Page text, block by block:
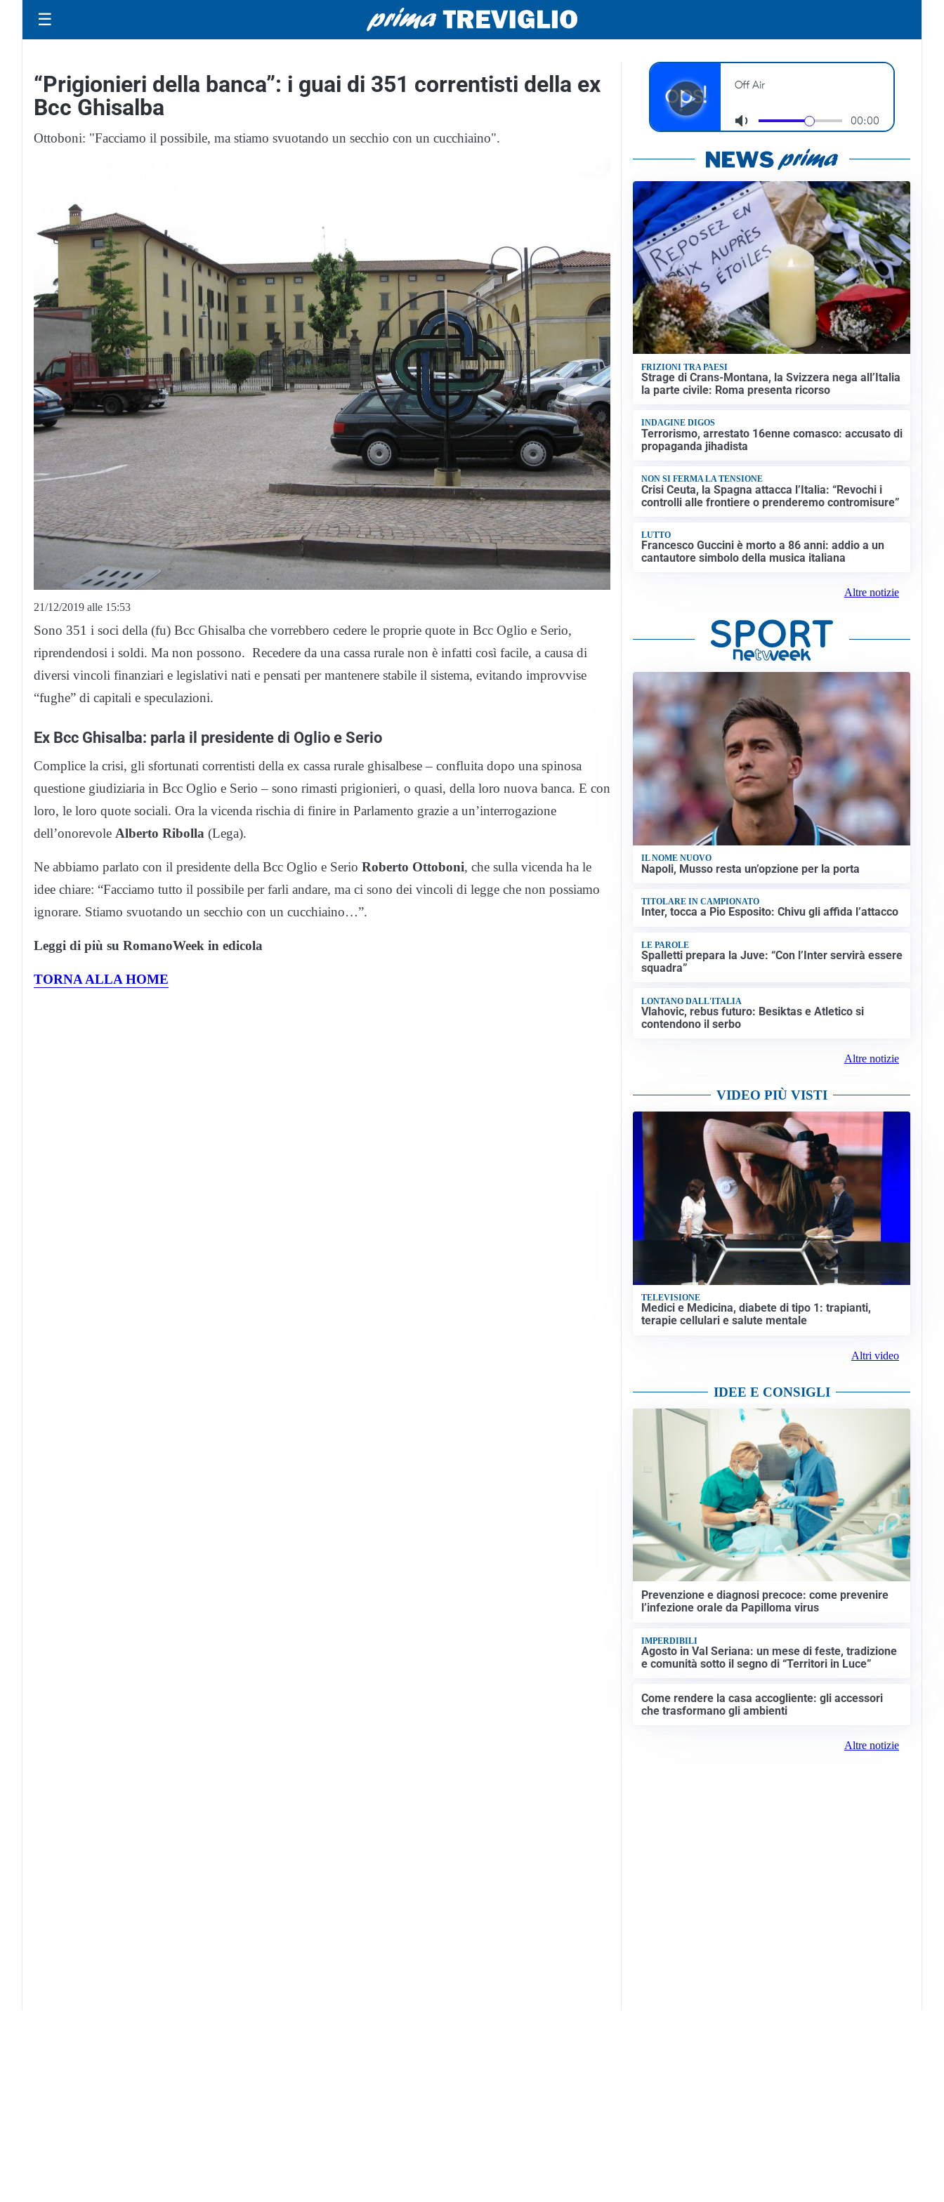
☰
“Prigionieri della banca”: i guai di 351 correntisti della ex
Bcc Ghisalba
Ottoboni: "Facciamo il possibile, ma stiamo svuotando un secchio con un cucchiaino".
21/12/2019 alle 15:53
Sono 351 i soci della (fu) Bcc Ghisalba che vorrebbero cedere le proprie quote in Bcc Oglio e Serio,
riprendendosi i soldi. Ma non possono. Recedere da una cassa rurale non è infatti così facile, a causa di
diversi vincoli finanziari e legislativi nati e pensati per mantenere stabile il sistema, evitando improvvise
“fughe” di capitali e speculazioni.
Ex Bcc Ghisalba: parla il presidente di Oglio e Serio
Complice la crisi, gli sfortunati correntisti della ex cassa rurale ghisalbese – confluita dopo una spinosa
questione giudiziaria in Bcc Oglio e Serio – sono rimasti prigionieri, o quasi, della loro nuova banca. E con
loro, le loro quote sociali. Ora la vicenda rischia di finire in Parlamento grazie a un’interrogazione
dell’onorevole Alberto Ribolla (Lega).
Ne abbiamo parlato con il presidente della Bcc Oglio e Serio Roberto Ottoboni, che sulla vicenda ha le
idee chiare: “Facciamo tutto il possibile per farli andare, ma ci sono dei vincoli di legge che non possiamo
ignorare. Stiamo svuotando un secchio con un cucchiaino…”.
Leggi di più su RomanoWeek in edicola
TORNA ALLA HOME
FRIZIONI TRA PAESI
Strage di Crans-Montana, la Svizzera nega all’Italia
la parte civile: Roma presenta ricorso
INDAGINE DIGOS
Terrorismo, arrestato 16enne comasco: accusato di
propaganda jihadista
NON SI FERMA LA TENSIONE
Crisi Ceuta, la Spagna attacca l’Italia: “Revochi i
controlli alle frontiere o prenderemo contromisure”
LUTTO
Francesco Guccini è morto a 86 anni: addio a un
cantautore simbolo della musica italiana
Altre notizie
IL NOME NUOVO
Napoli, Musso resta un’opzione per la porta
TITOLARE IN CAMPIONATO
Inter, tocca a Pio Esposito: Chivu gli affida l’attacco
LE PAROLE
Spalletti prepara la Juve: “Con l’Inter servirà essere
squadra”
LONTANO DALL'ITALIA
Vlahovic, rebus futuro: Besiktas e Atletico si
contendono il serbo
Altre notizie
VIDEO PIÙ VISTI
TELEVISIONE
Medici e Medicina, diabete di tipo 1: trapianti,
terapie cellulari e salute mentale
Altri video
IDEE E CONSIGLI
Prevenzione e diagnosi precoce: come prevenire
l’infezione orale da Papilloma virus
IMPERDIBILI
Agosto in Val Seriana: un mese di feste, tradizione
e comunità sotto il segno di “Territori in Luce”
Come rendere la casa accogliente: gli accessori
che trasformano gli ambienti
Altre notizie